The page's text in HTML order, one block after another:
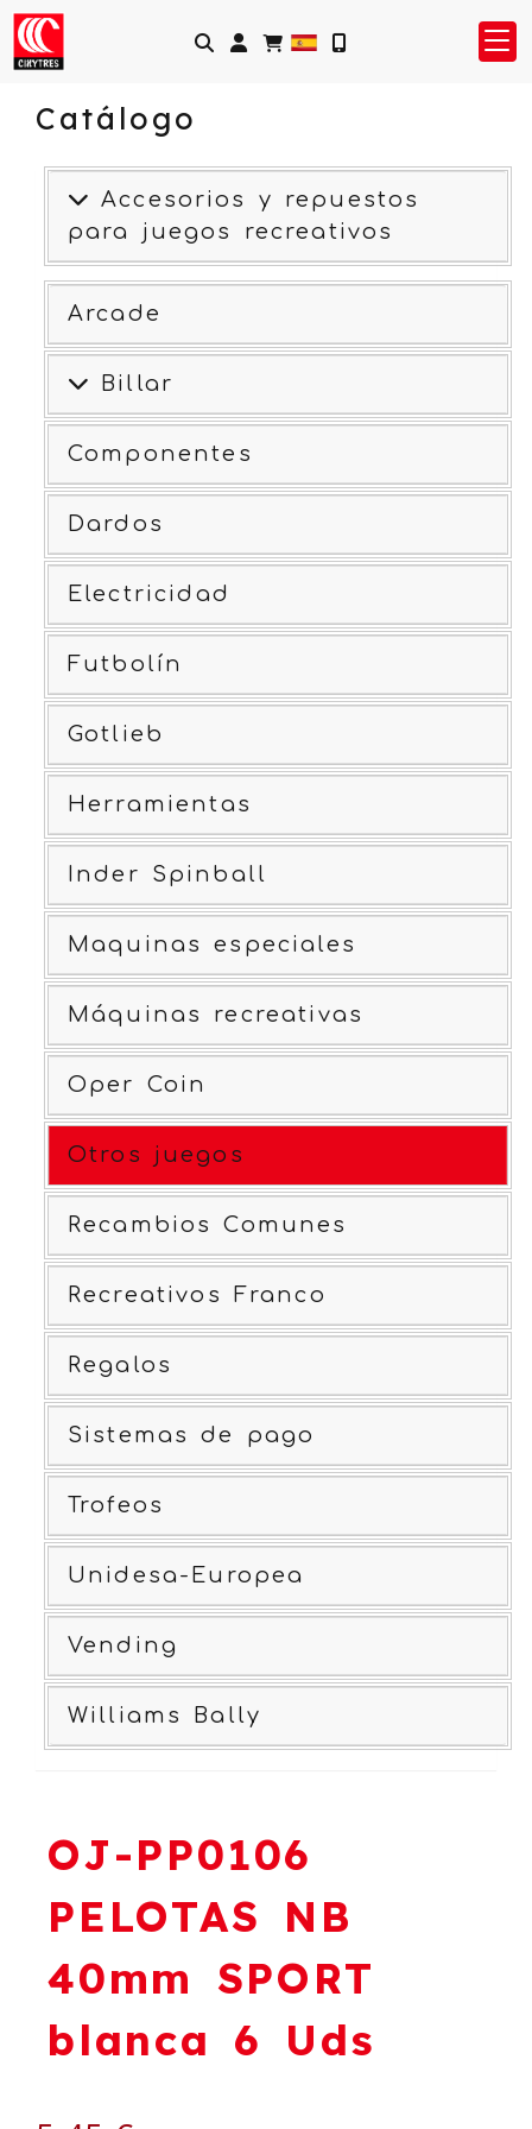
Identifícate
Catálogo
Accesorios y repuestos
para juegos recreativos
Arcade
Billar
Componentes
Dardos
Electricidad
Futbolín
Gotlieb
Herramientas
Inder Spinball
Maquinas especiales
Máquinas recreativas
Oper Coin
Otros juegos
Recambios Comunes
Recreativos Franco
Regalos
Sistemas de pago
Trofeos
Unidesa-Europea
Vending
Williams Bally
OJ-PP0106
PELOTAS NB
40mm SPORT
blanca 6 Uds